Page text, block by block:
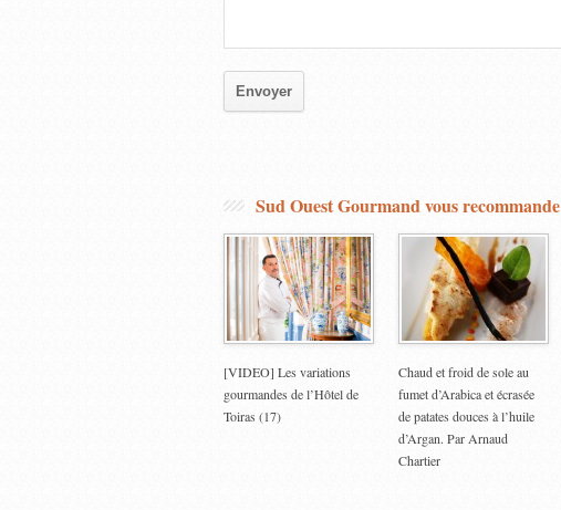
Sud Ouest Gourmand vous recommande
[VIDEO] Les variations
gourmandes de l’Hôtel de
Toiras (17)
Chaud et froid de sole au
fumet d’Arabica et écrasée
de patates douces à l’huile
d’Argan. Par Arnaud
Chartier